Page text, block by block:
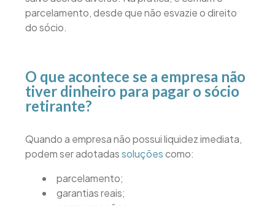
parcelamento, desde que não esvazie o direito
do sócio.
O que acontece se a empresa não
tiver dinheiro para pagar o sócio
retirante?
Quando a empresa não possui liquidez imediata,
podem ser adotadassoluçõescomo:
parcelamento;
garantias reais;